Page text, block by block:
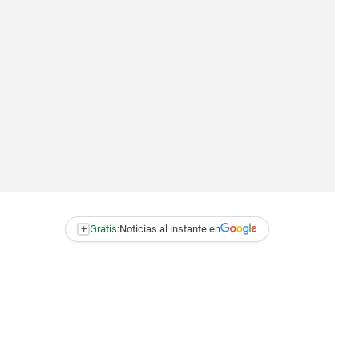
+ Gratis:Noticias al instante en